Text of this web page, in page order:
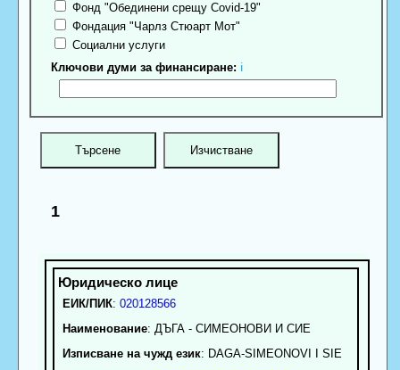
Фонд "Обединени срещу Covid-19"
Фондация "Чарлз Стюарт Мот"
Социални услуги
Ключови думи за финансиране: ℹ
1
ЕИК/ПИК: 020128566
Наименование: ДЪГА - СИМЕОНОВИ И СИЕ
Изписване на чужд език: DAGA-SIMEONOVI I SIE